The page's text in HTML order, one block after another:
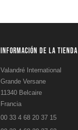
INFORMACIÓN DE LA TIENDA
Valandré International
Grande Versane
11340 Belcaire
Francia
00 33 4 68 20 37 15